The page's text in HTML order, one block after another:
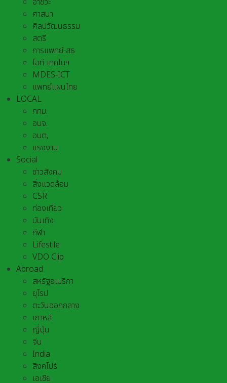
ศาสนา
ศิลปวัฒนธรรม
สตรี
การแพทย์-สธ
ไอที-เทคโนฯ
MDES-ICT
แพทย์แผนไทย
LOCAL
กทม.
อบจ.
อบต,
แรงงาน
Social
ข่าวสังคม
สิ่งแวดล้อม
CSR
ท่องเที่ยว
บันเทิง
กีฬา
Lifestile
VDO Clip
Abroad
สหรัฐอเมริกา
ยุโรป
ตะวันออกกลาง
เกาหลี
ญี่ปุ่น
จีน
India
สิงคโปร์
เอเชีย